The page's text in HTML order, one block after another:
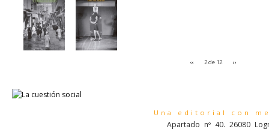
‹‹ 2 de 12 ››
Una editorial con
Apartado nº 40. 26080